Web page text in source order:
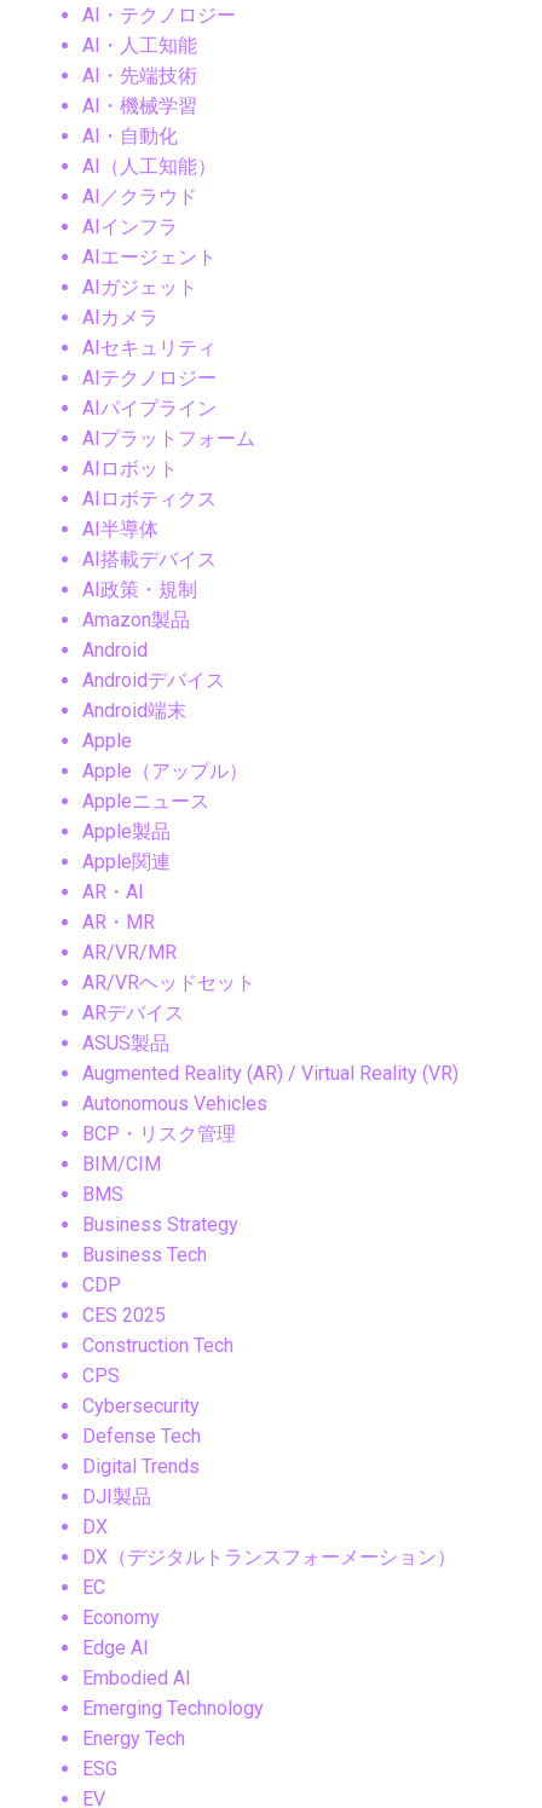
AI・テクノロジー
AI・人工知能
AI・先端技術
AI・機械学習
AI・自動化
AI（人工知能）
AI／クラウド
AIインフラ
AIエージェント
AIガジェット
AIカメラ
AIセキュリティ
AIテクノロジー
AIパイプライン
AIプラットフォーム
AIロボット
AIロボティクス
AI半導体
AI搭載デバイス
AI政策・規制
Amazon製品
Android
Androidデバイス
Android端末
Apple
Apple（アップル）
Appleニュース
Apple製品
Apple関連
AR・AI
AR・MR
AR/VR/MR
AR/VRヘッドセット
ARデバイス
ASUS製品
Augmented Reality (AR) / Virtual Reality (VR)
Autonomous Vehicles
BCP・リスク管理
BIM/CIM
BMS
Business Strategy
Business Tech
CDP
CES 2025
Construction Tech
CPS
Cybersecurity
Defense Tech
Digital Trends
DJI製品
DX
DX（デジタルトランスフォーメーション）
EC
Economy
Edge AI
Embodied AI
Emerging Technology
Energy Tech
ESG
EV